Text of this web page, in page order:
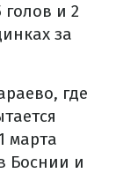
и 2
за
где
марта
Боснии и